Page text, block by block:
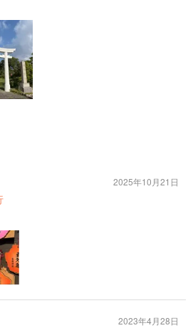
2025年10月21日
2023年4月28日